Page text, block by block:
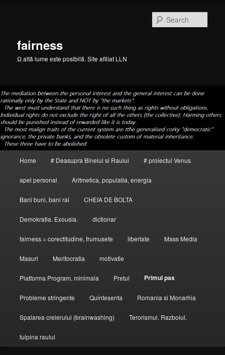
fairness
Ω altă lume este posibilă. Site afiliat LLN
Home # Deasupra Binelui si Raului # proiectul Venus
apel personal Aritmetica, populatia, energia
Bani buni, bani rai CHEIA DE BOLTA
Demokratia. Exousia. dictionar
fairness = corectitudine, frumusete libertate Mass Media
Masuri Meritocratia motivatie
Platforma Program, minimala Pretul Primul pas
Probleme stringente Quintesenta Romania si Monarhia
Spalarea creierului (brainwashing) Terorismul. Razboiul.
tulpina raului